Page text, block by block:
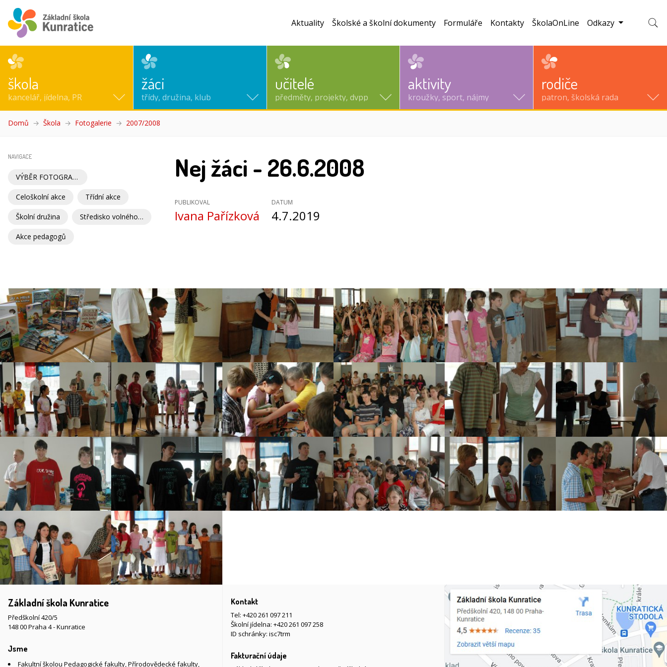
škola
kancelář, jídelna, PR
žáci
třídy, družina, klub
učitelé
předměty, projekty, dvpp
aktivity
kroužky, sport, nájmy
rodiče
patron, školská rada
Aktuality Školské a školní dokumenty Formuláře Kontakty ŠkolaOnLine Odkazy
Domů Škola Fotogalerie 2007/2008
NAVIGACE
VÝBĚR FOTOGRAFIÍ
Celoškolní akce Třídní akce
Školní družina Středisko volného času
Akce pedagogů
Nej žáci - 26.6.2008
PUBLIKOVAL
Ivana Pařízková
DATUM
4.7.2019
Základní škola Kunratice
Předškolní 420/5
148 00 Praha 4 - Kunratice
Jsme
Fakultní školou Pedagogické fakulty, Přírodovědecké fakulty,
Kontakt
Tel: +420 261 097 211
Školní jídelna: +420 261 097 258
ID schránky: isc7trm
Fakturační údaje